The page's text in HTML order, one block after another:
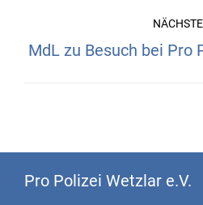
MdL zu Besuch bei Pro
Pro Polizei Wetzlar e.V.